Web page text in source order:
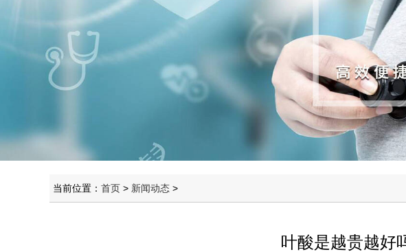
当前位置： 首页 > 新闻动态 >
叶酸是越贵越好